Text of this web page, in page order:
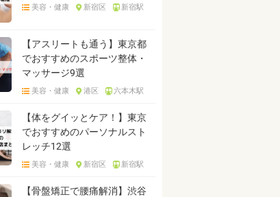
美容・健康 新宿区 新宿駅
【アスリートも通う】東京都
でおすすめのスポーツ整体・
マッサージ9選
美容・健康 港区 六本木駅
【体をグイッとケア！】東京
でおすすめのパーソナルスト
レッチ12選
美容・健康 新宿区 新宿駅
【骨盤矯正で腰痛解消】渋谷